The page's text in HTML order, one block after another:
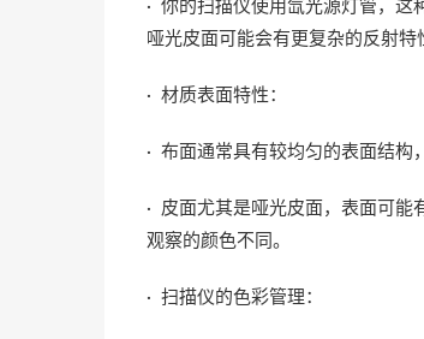
· 你的扫描仪使用氙光源灯管，这
哑光皮面可能会有更复杂的反射特
· 材质表面特性：
· 布面通常具有较均匀的表面结构
· 皮面尤其是哑光皮面，表面可能
观察的颜色不同。
· 扫描仪的色彩管理：